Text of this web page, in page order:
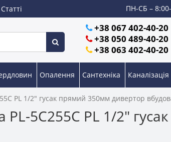
Статті ПН-СБ –
+38 067 402-40-20
+38 050 489-40-20
+38 063 402-40-20
Опалення Сантехніка Каналізація
PL 1/2" гусак прямий 350мм дивертор
5C255C PL 1/2"